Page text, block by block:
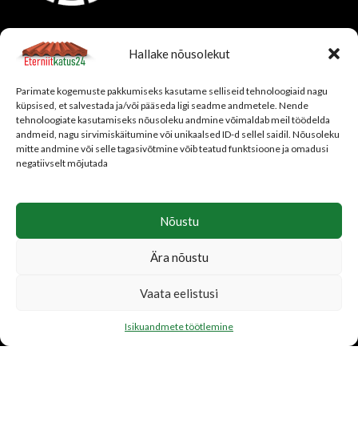
Hallake nõusolekut
Parimate kogemuste pakkumiseks kasutame selliseid tehnoloogiaid nagu
küpsised, et salvestada ja/või pääseda ligi seadme andmetele. Nende
tehnoloogiate kasutamiseks nõusoleku andmine võimaldab meil töödelda
andmeid, nagu sirvimiskäitumine või unikaalsed ID-d sellel saidil. Nõusoleku
mitte andmine või selle tagasivõtmine võib teatud funktsioone ja omadusi
negatiivselt mõjutada
Nõustu
Ära nõustu
Vaata eelistusi
Isikuandmete töötlemine
OSTUINFO
Tellimistingimused
Isikuandmete töötlemine
Parima hinna garantii
LISATEENUSED